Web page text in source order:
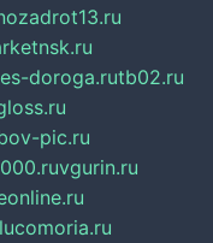
doroga.rutb02.ru
pic.ru
vgurin.ru
lucomoria.ru